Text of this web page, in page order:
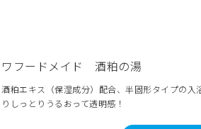
ワフードメイド 酒粕の湯
酒粕エキス（保湿成分）配合、半固形タイプの入
りしっとりうるおって透明感！